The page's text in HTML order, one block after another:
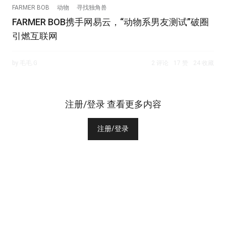
FARMER BOB 动物 寻找独角兽
FARMER BOB携手网易云，“动物系男友测试”破圈
引燃互联网
注册/登录 查看更多内容
注册/登录